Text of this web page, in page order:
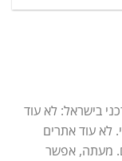
בישראל: לא עוד
לא עוד אתרים
מעתה, אפשר